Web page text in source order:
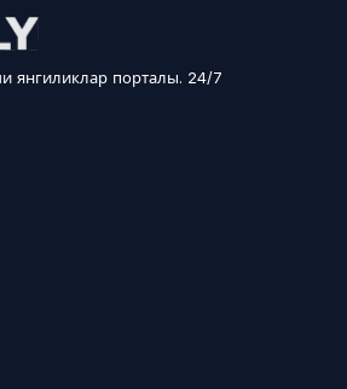
янгиликлар порталы. 24/7